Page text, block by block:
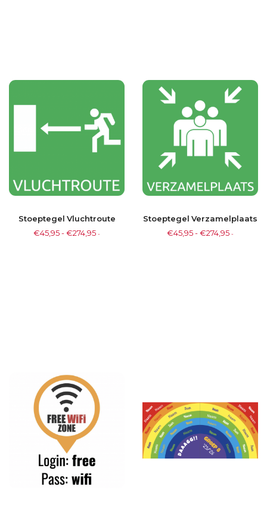
Stoeptegel Vluchtroute
€45,95-€274,95 -
Stoeptegel Verzamelplaats
€45,95-€274,95 -